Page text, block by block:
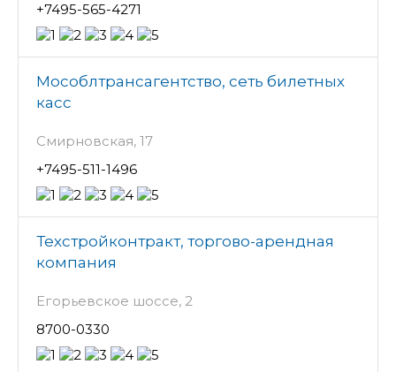
+7495-565-4271
Мособлтрансагентство, сеть билетных
касс
Смирновская, 17
+7495-511-1496
Техстройконтракт, торгово-арендная
компания
Егорьевское шоссе, 2
8700-0330